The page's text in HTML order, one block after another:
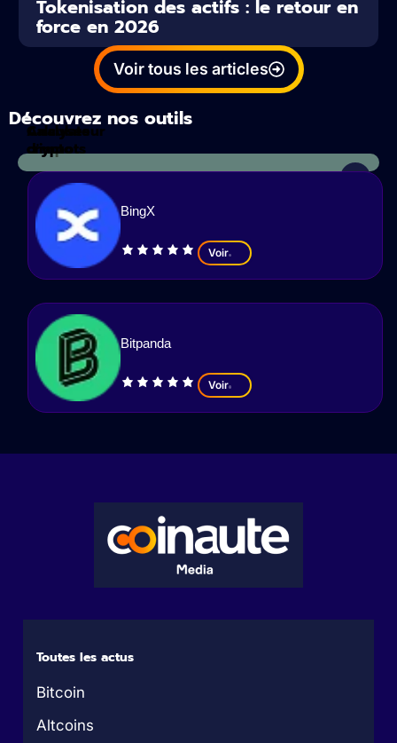
Tokenisation des actifs : le retour en
force en 2026
Voir tous les articles
Découvrez nos outils
Calculateur
d'impots
Analyses
crypto
BingX
Voir
Bitpanda
Voir
Toutes les actus
Bitcoin
Altcoins